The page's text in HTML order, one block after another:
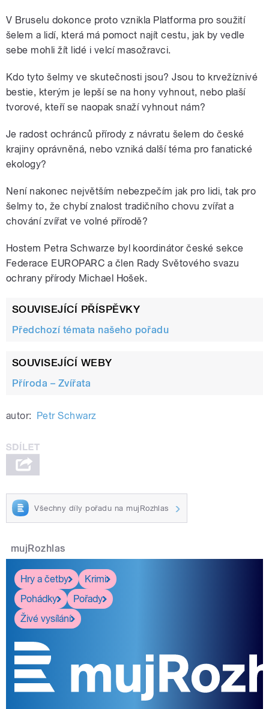
V Bruselu dokonce proto vznikla Platforma pro soužití
šelem a lidí, která má pomoct najít cestu, jak by vedle
sebe mohli žít lidé i velcí masožravci.
Kdo tyto šelmy ve skutečnosti jsou? Jsou to krvežíznivé
bestie, kterým je lepší se na hony vyhnout, nebo plaší
tvorové, kteří se naopak snaží vyhnout nám?
Je radost ochránců přírody z návratu šelem do české
krajiny oprávněná, nebo vzniká další téma pro fanatické
ekology?
Není nakonec největším nebezpečím jak pro lidi, tak pro
šelmy to, že chybí znalost tradičního chovu zvířat a
chování zvířat ve volné přírodě?
Hostem Petra Schwarze byl koordinátor české sekce
Federace EUROPARC a člen Rady Světového svazu
ochrany přírody Michael Hošek.
SOUVISEJÍCÍ PŘÍSPĚVKY
Předchozí témata našeho pořadu
SOUVISEJÍCÍ WEBY
Příroda – Zvířata
autor: Petr Schwarz
Všechny díly pořadu na mujRozhlas
mujRozhlas
Hry a četby
Krimi
Pohádky
Pořady
Živé vysílání